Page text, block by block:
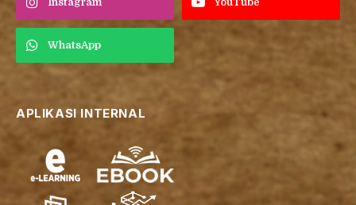
WhatsApp
APLIKASI INTERNAL